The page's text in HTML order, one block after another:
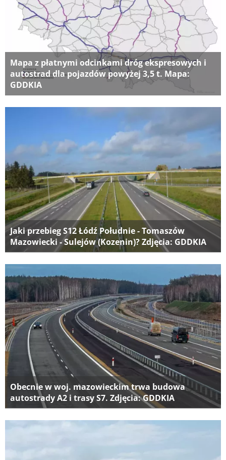
Mapa z płatnymi odcinkami dróg ekspresowych i
autostrad dla pojazdów powyżej 3,5 t. Mapa:
GDDKIA
Jaki przebieg S12 Łódź Południe - Tomaszów
Mazowiecki - Sulejów (Kozenin)? Zdjęcia: GDDKIA
Obecnie w woj. mazowieckim trwa budowa
autostrady A2 i trasy S7. Zdjęcia: GDDKIA